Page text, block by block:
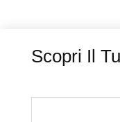
Scopri Il